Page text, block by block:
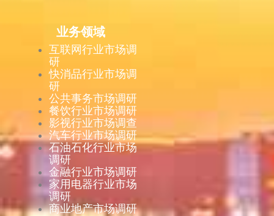
业务领域
互联网行业市场调
研
快消品行业市场调
研
公共事务市场调研
餐饮行业市场调研
影视行业市场调查
汽车行业市场调研
石油石化行业市场
调研
金融行业市场调研
家用电器行业市场
调研
商业地产市场调研